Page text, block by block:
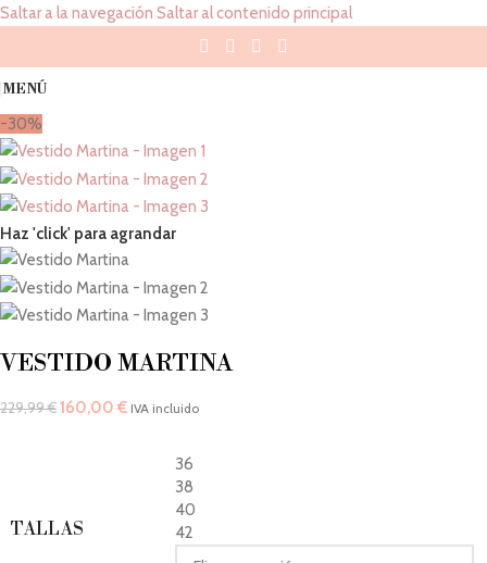
Saltar a la navegación Saltar al contenido principal
MENÚ
-30%
Haz 'click' para agrandar
VESTIDO MARTINA
229,99€160,00 € IVA incluido
TALLAS
36
38
40
42